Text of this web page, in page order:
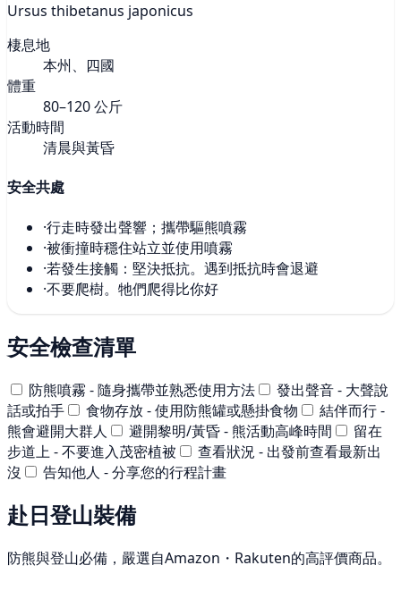
Ursus thibetanus japonicus
棲息地
本州、四國
體重
80–120 公斤
活動時間
清晨與黃昏
安全共處
·行走時發出聲響；攜帶驅熊噴霧
·被衝撞時穩住站立並使用噴霧
·若發生接觸：堅決抵抗。遇到抵抗時會退避
·不要爬樹。牠們爬得比你好
安全檢查清單
防熊噴霧 - 隨身攜帶並熟悉使用方法
發出聲音 - 大聲說
話或拍手
食物存放 - 使用防熊罐或懸掛食物
結伴而行 -
熊會避開大群人
避開黎明/黃昏 - 熊活動高峰時間
留在
步道上 - 不要進入茂密植被
查看狀況 - 出發前查看最新出
沒
告知他人 - 分享您的行程計畫
赴日登山裝備
防熊與登山必備，嚴選自Amazon・Rakuten的高評價商品。